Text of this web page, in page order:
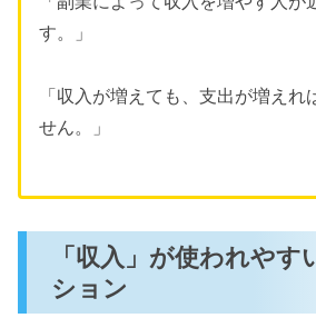
す。」
「収入が増えても、支出が増えれ
せん。」
「収入」が使われや
ション